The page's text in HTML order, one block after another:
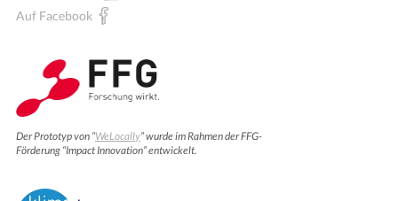
Auf Facebook
Der Prototyp von “WeLocally” wurde im Rahmen der FFG-
Förderung “Impact Innovation” entwickelt.